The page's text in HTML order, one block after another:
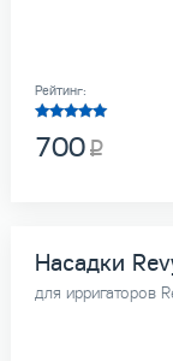
Рейтинг:
700
Насадки
для